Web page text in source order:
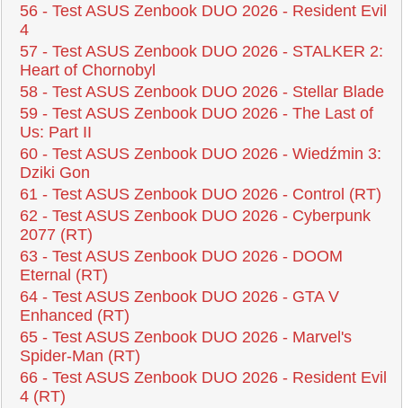
56 - Test ASUS Zenbook DUO 2026 - Resident Evil
4
57 - Test ASUS Zenbook DUO 2026 - STALKER 2:
Heart of Chornobyl
58 - Test ASUS Zenbook DUO 2026 - Stellar Blade
59 - Test ASUS Zenbook DUO 2026 - The Last of
Us: Part II
60 - Test ASUS Zenbook DUO 2026 - Wiedźmin 3:
Dziki Gon
61 - Test ASUS Zenbook DUO 2026 - Control (RT)
62 - Test ASUS Zenbook DUO 2026 - Cyberpunk
2077 (RT)
63 - Test ASUS Zenbook DUO 2026 - DOOM
Eternal (RT)
64 - Test ASUS Zenbook DUO 2026 - GTA V
Enhanced (RT)
65 - Test ASUS Zenbook DUO 2026 - Marvel's
Spider-Man (RT)
66 - Test ASUS Zenbook DUO 2026 - Resident Evil
4 (RT)